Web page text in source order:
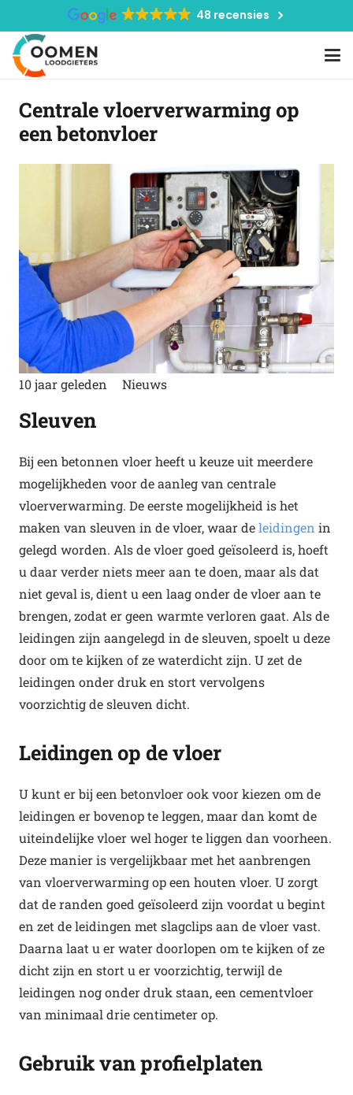
48 recensies
Centrale vloerverwarming op
een betonvloer
10 jaar geleden Nieuws
Sleuven
Bij een betonnen vloer heeft u keuze uit meerdere
mogelijkheden voor de aanleg van centrale
vloerverwarming. De eerste mogelijkheid is het
maken van sleuven in de vloer, waar deleidingen in
gelegd worden. Als de vloer goed geïsoleerd is, hoeft
u daar verder niets meer aan te doen, maar als dat
niet geval is, dient u een laag onder de vloer aan te
brengen, zodat er geen warmte verloren gaat. Als de
leidingen zijn aangelegd in de sleuven, spoelt u deze
door om te kijken of ze waterdicht zijn. U zet de
leidingen onder druk en stort vervolgens
voorzichtig de sleuven dicht.
Leidingen op de vloer
U kunt er bij een betonvloer ook voor kiezen om de
leidingen er bovenop te leggen, maar dan komt de
uiteindelijke vloer wel hoger te liggen dan voorheen.
Deze manier is vergelijkbaar met het aanbrengen
van vloerverwarming op een houten vloer. U zorgt
dat de randen goed geïsoleerd zijn voordat u begint
en zet de leidingen met slagclips aan de vloer vast.
Daarna laat u er water doorlopen om te kijken of ze
dicht zijn en stort u er voorzichtig, terwijl de
leidingen nog onder druk staan, een cementvloer
van minimaal drie centimeter op.
Gebruik van profielplaten